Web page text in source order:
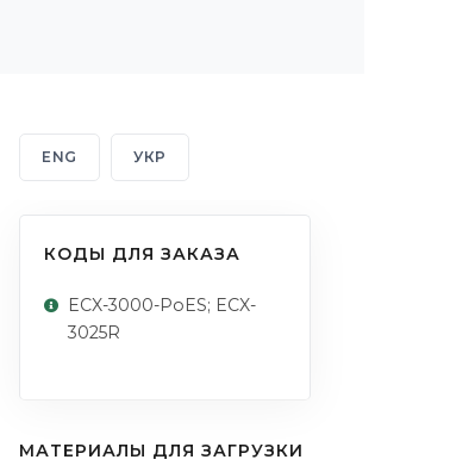
ENG УКР
КОДЫ ДЛЯ ЗАКАЗА
ECX-3000-PoES; ECX-
3025R
МАТЕРИАЛЫ ДЛЯ ЗАГРУЗКИ